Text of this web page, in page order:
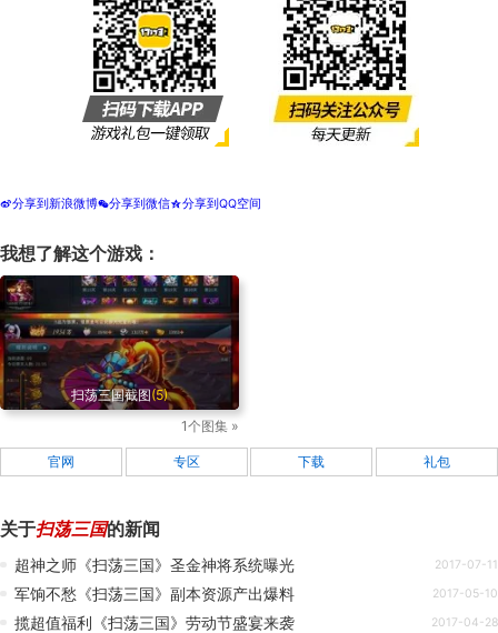
t分享到新浪微博w分享到微信z分享到QQ空间
我想了解这个游戏：
扫荡三国截图(5)
1个图集 »
官网 专区 下载 礼包
关于扫荡三国的新闻
超神之师《扫荡三国》圣金神将系统曝光 2017-07-11
军饷不愁《扫荡三国》副本资源产出爆料 2017-05-10
揽超值福利《扫荡三国》劳动节盛宴来袭 2017-04-28